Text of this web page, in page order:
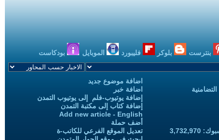
بنترست بلوكر فليبورد الموبايل بودكاست
اضافة موضوع جديد
اضافة خبر
إضافة يوتيوب-فلم إلى يوتيوب التمدن
إضافة كتاب إلى مكتبة التمدن
Add new article - English
أضف حملة
تعديل الموقع الفرعي للكاتب-ة